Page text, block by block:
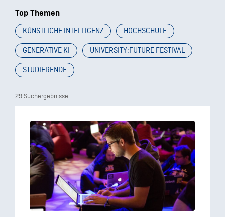
29 Suchergebnisse
Top Themen
KÜNSTLICHE INTELLIGENZ
HOCHSCHULE
GENERATIVE KI
UNIVERSITY:FUTURE FESTIVAL
STUDIERENDE